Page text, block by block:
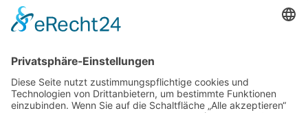
WEITERE INFOS
Datenschutz
Impressum